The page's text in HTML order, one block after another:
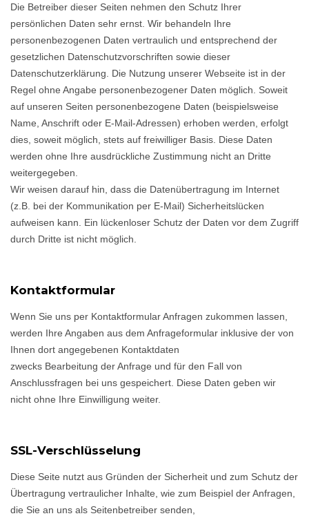
Die Betreiber dieser Seiten nehmen den Schutz Ihrer
persönlichen Daten sehr ernst. Wir behandeln Ihre
personenbezogenen Daten vertraulich und entsprechend der
gesetzlichen Datenschutzvorschriften sowie dieser
Datenschutzerklärung. Die Nutzung unserer Webseite ist in der
Regel ohne Angabe personenbezogener Daten möglich. Soweit
auf unseren Seiten personenbezogene Daten (beispielsweise
Name, Anschrift oder E-Mail-Adressen) erhoben werden, erfolgt
dies, soweit möglich, stets auf freiwilliger Basis. Diese Daten
werden ohne Ihre ausdrückliche Zustimmung nicht an Dritte
weitergegeben.
Wir weisen darauf hin, dass die Datenübertragung im Internet
(z.B. bei der Kommunikation per E-Mail) Sicherheitslücken
aufweisen kann. Ein lückenloser Schutz der Daten vor dem Zugriff
durch Dritte ist nicht möglich.
Kontaktformular
Wenn Sie uns per Kontaktformular Anfragen zukommen lassen,
werden Ihre Angaben aus dem Anfrageformular inklusive der von
Ihnen dort angegebenen Kontaktdaten
zwecks Bearbeitung der Anfrage und für den Fall von
Anschlussfragen bei uns gespeichert. Diese Daten geben wir
nicht ohne Ihre Einwilligung weiter.
SSL-Verschlüsselung
Diese Seite nutzt aus Gründen der Sicherheit und zum Schutz der
Übertragung vertraulicher Inhalte, wie zum Beispiel der Anfragen,
die Sie an uns als Seitenbetreiber senden,